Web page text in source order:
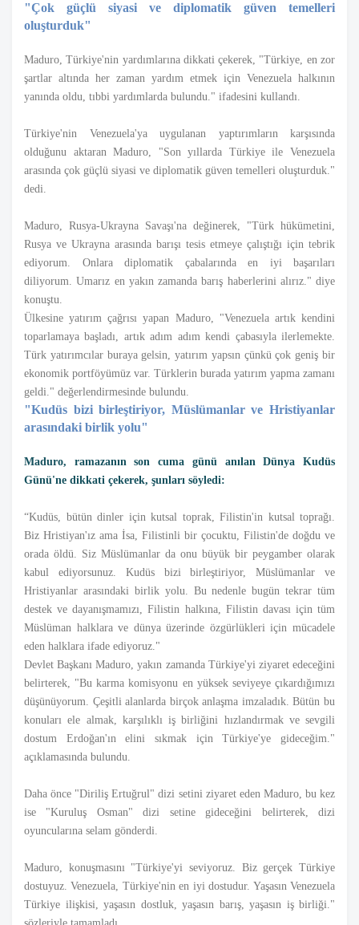
"Çok güçlü siyasi ve diplomatik güven temelleri
oluşturduk"
Maduro, Türkiye'nin yardımlarına dikkati çekerek, "Türkiye, en zor
şartlar altında her zaman yardım etmek için Venezuela halkının
yanında oldu, tıbbi yardımlarda bulundu." ifadesini kullandı.
Türkiye'nin Venezuela'ya uygulanan yaptırımların karşısında
olduğunu aktaran Maduro, "Son yıllarda Türkiye ile Venezuela
arasında çok güçlü siyasi ve diplomatik güven temelleri oluşturduk."
dedi.
Maduro, Rusya-Ukrayna Savaşı'na değinerek, "Türk hükümetini,
Rusya ve Ukrayna arasında barışı tesis etmeye çalıştığı için tebrik
ediyorum. Onlara diplomatik çabalarında en iyi başarıları
diliyorum. Umarız en yakın zamanda barış haberlerini alırız." diye
konuştu.
Ülkesine yatırım çağrısı yapan Maduro, "Venezuela artık kendini
toparlamaya başladı, artık adım adım kendi çabasıyla ilerlemekte.
Türk yatırımcılar buraya gelsin, yatırım yapsın çünkü çok geniş bir
ekonomik portföyümüz var. Türklerin burada yatırım yapma zamanı
geldi." değerlendirmesinde bulundu.
"Kudüs bizi birleştiriyor, Müslümanlar ve Hristiyanlar
arasındaki birlik yolu"
Maduro, ramazanın son cuma günü anılan Dünya Kudüs
Günü'ne dikkati çekerek, şunları söyledi:
“Kudüs, bütün dinler için kutsal toprak, Filistin'in kutsal toprağı.
Biz Hristiyan'ız ama İsa, Filistinli bir çocuktu, Filistin'de doğdu ve
orada öldü. Siz Müslümanlar da onu büyük bir peygamber olarak
kabul ediyorsunuz. Kudüs bizi birleştiriyor, Müslümanlar ve
Hristiyanlar arasındaki birlik yolu. Bu nedenle bugün tekrar tüm
destek ve dayanışmamızı, Filistin halkına, Filistin davası için tüm
Müslüman halklara ve dünya üzerinde özgürlükleri için mücadele
eden halklara ifade ediyoruz."
Devlet Başkanı Maduro, yakın zamanda Türkiye'yi ziyaret edeceğini
belirterek, "Bu karma komisyonu en yüksek seviyeye çıkardığımızı
düşünüyorum. Çeşitli alanlarda birçok anlaşma imzaladık. Bütün bu
konuları ele almak, karşılıklı iş birliğini hızlandırmak ve sevgili
dostum Erdoğan'ın elini sıkmak için Türkiye'ye gideceğim."
açıklamasında bulundu.
Daha önce "Diriliş Ertuğrul" dizi setini ziyaret eden Maduro, bu kez
ise "Kuruluş Osman" dizi setine gideceğini belirterek, dizi
oyuncularına selam gönderdi.
Maduro, konuşmasını "Türkiye'yi seviyoruz. Biz gerçek Türkiye
dostuyuz. Venezuela, Türkiye'nin en iyi dostudur. Yaşasın Venezuela
Türkiye ilişkisi, yaşasın dostluk, yaşasın barış, yaşasın iş birliği."